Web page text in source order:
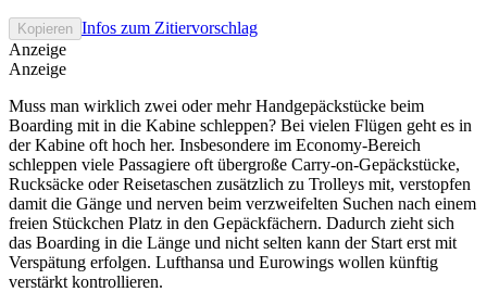
Kopieren Infos zum Zitiervorschlag
Anzeige
Anzeige
Muss man wirklich zwei oder mehr Handgepäckstücke beim
Boarding mit in die Kabine schleppen? Bei vielen Flügen geht es in
der Kabine oft hoch her. Insbesondere im Economy-Bereich
schleppen viele Passagiere oft übergroße Carry-on-Gepäckstücke,
Rucksäcke oder Reisetaschen zusätzlich zu Trolleys mit, verstopfen
damit die Gänge und nerven beim verzweifelten Suchen nach einem
freien Stückchen Platz in den Gepäckfächern. Dadurch zieht sich
das Boarding in die Länge und nicht selten kann der Start erst mit
Verspätung erfolgen. Lufthansa und Eurowings wollen künftig
verstärkt kontrollieren.